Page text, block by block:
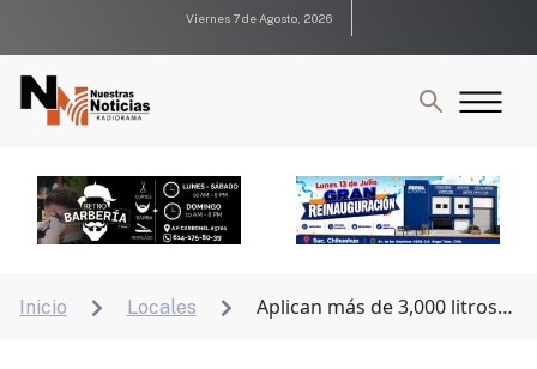
Viernes 7 de Agosto, 2026
Inicio  Locales 
Aplican más de 3,000 litros